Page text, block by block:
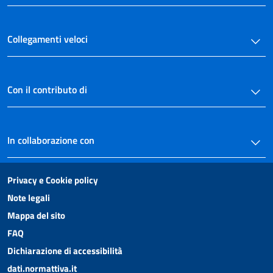
art. 36
art. 38
art. 40
art. 44
art. 46
art. 47
Collegamenti veloci
Con il contributo di
In collaborazione con
Privacy e Cookie policy
Note legali
Mappa del sito
FAQ
Dichiarazione di accessibilità
dati.normattiva.it